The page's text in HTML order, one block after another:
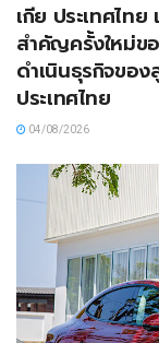
เกีย ประเทศไท
สำคัญครั้งใหม่ข
ดำเนินธุรกิจขอ
ประเทศไทย
04/08/2026